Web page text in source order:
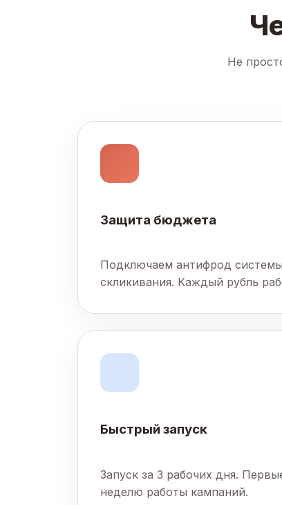
Не
Защита бюджета
Подключаем антифрод
скликивания. Каждый рубль
Быстрый запуск
Запуск за 3 рабочих дня.
неделю работы кампаний.